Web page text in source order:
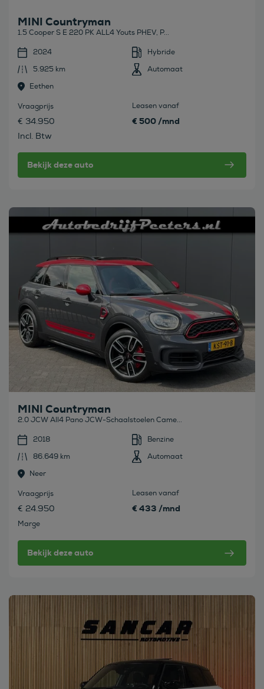
MINI Countryman
1.5 Cooper S E 220 PK ALL4 Youts PHEV, P...
2024
Hybride
5.925 km
Automaat
Eethen
Vraagprijs
€ 34.950
Incl. Btw
Leasen vanaf
€ 500 /mnd
Bekijk deze auto
Bekijk deze auto
MINI Countryman
2.0 JCW All4 Pano JCW-Schaalstoelen Came...
2018
Benzine
86.649 km
Automaat
Neer
Vraagprijs
€ 24.950
Marge
Leasen vanaf
€ 433 /mnd
Bekijk deze auto